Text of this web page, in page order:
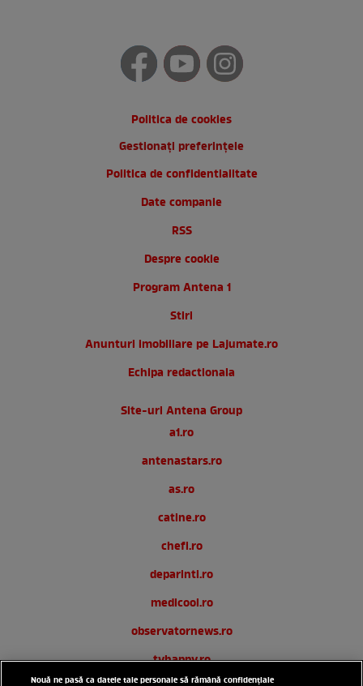
Politica de cookies
Gestionați preferințele
Politica de confidentialitate
Date companie
RSS
Despre cookie
Program Antena 1
Stiri
Anunturi imobiliare pe Lajumate.ro
Echipa redactionala
Site-uri Antena Group
a1.ro
antenastars.ro
as.ro
catine.ro
chefi.ro
deparinti.ro
medicool.ro
observatornews.ro
tvhappy.ro
Nouă ne pasă ca datele tale personale să rămână confidențiale